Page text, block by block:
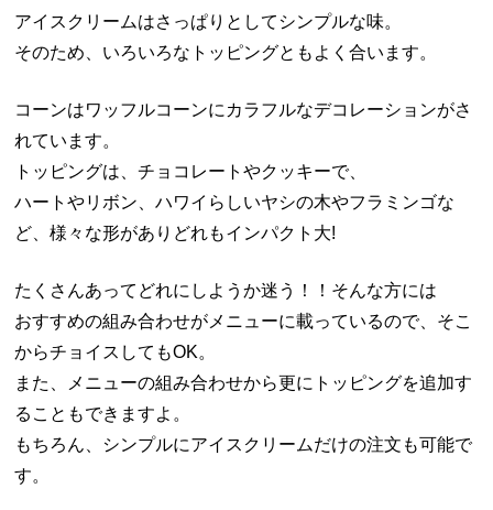
アイスクリームはさっぱりとしてシンプルな味。
そのため、いろいろなトッピングともよく合います。
コーンはワッフルコーンにカラフルなデコレーションがさ
れています。
トッピングは、チョコレートやクッキーで、
ハートやリボン、ハワイらしいヤシの木やフラミンゴな
ど、様々な形がありどれもインパクト大!
たくさんあってどれにしようか迷う！！そんな方には
おすすめの組み合わせがメニューに載っているので、そこ
からチョイスしてもOK。
また、メニューの組み合わせから更にトッピングを追加す
ることもできますよ。
もちろん、シンプルにアイスクリームだけの注文も可能で
す。